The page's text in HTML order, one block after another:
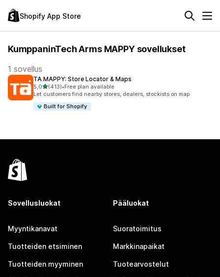
Shopify App Store
KumppaninTech Arms MAPPY sovellukset
1 sovellus
TA MAPPY: Store Locator & Maps
5,0/ 5 tähteä
(413)
413 arvostelua yhteensä
•Free plan available
Let customers find nearby stores, dealers, stockists on map
Built for Shopify
Sovellusluokat
Myyntikanavat
Tuotteiden etsiminen
Tuotteiden myyminen
Pääluokat
Suoratoimitus
Markkinapaikat
Tuotearvostelut